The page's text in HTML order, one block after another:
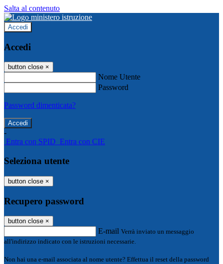
Salta al contenuto
Accedi
Accedi
button close ×
Nome Utente
Password
Password dimenticata?
-
Entra con SPID Entra con CIE
Seleziona utente
button close ×
Recupero password
button close ×
E-mail Verrà inviato un messaggio
all'indirizzo indicato con le istruzioni necessarie.
Non hai una e-mail associata al nome utente? Effettua il reset della password